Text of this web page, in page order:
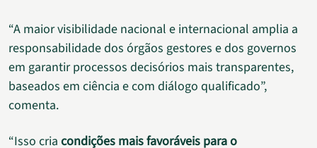
“A maior visibilidade nacional e internacional amplia a
responsabilidade dos órgãos gestores e dos governos
em garantir processos decisórios mais transparentes,
baseados em ciência e com diálogo qualificado”,
comenta.
“Isso cria condições mais favoráveis para o